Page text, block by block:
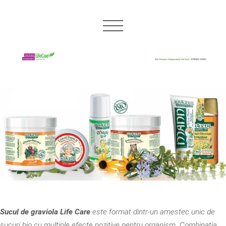
Sucul de graviola Life Care este format dintr-un amestec unic de